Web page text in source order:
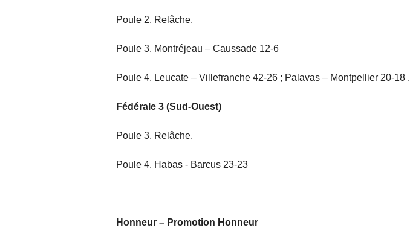
Poule 2. Relâche.
Poule 3. Montréjeau – Caussade 12-6
Poule 4. Leucate – Villefranche 42-26 ; Palavas – Montpellier 20-18 .
Fédérale 3 (Sud-Ouest)
Poule 3. Relâche.
Poule 4. Habas - Barcus 23-23
Honneur – Promotion Honneur